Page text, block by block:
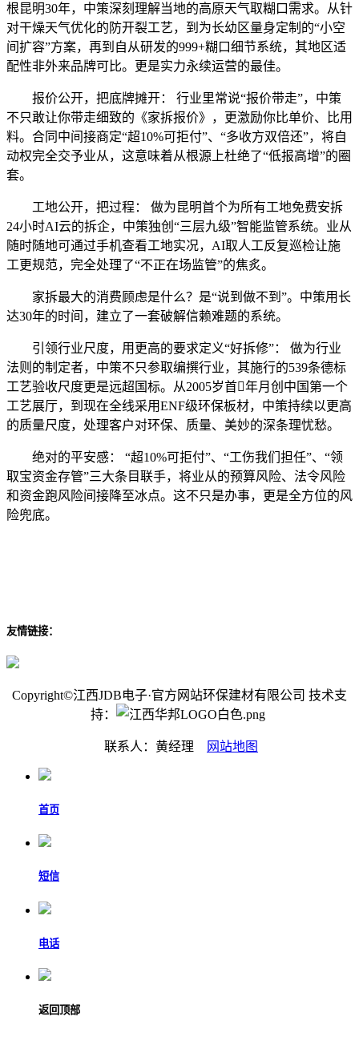
根昆明30年，中策深刻理解当地的高原天气取糊口需求。从针
对干燥天气优化的防开裂工艺，到为长幼区量身定制的“小空
间扩容”方案，再到自从研发的999+糊口细节系统，其地区适
配性非外来品牌可比。更是实力永续运营的最佳。
报价公开，把底牌摊开： 行业里常说“报价带走”，中策
不只敢让你带走细致的《家拆报价》，更激励你比单价、比用
料。合同中间接商定“超10%可拒付”、“多收方双倍还”，将自
动权完全交予业从，这意味着从根源上杜绝了“低报高增”的圈
套。
工地公开，把过程： 做为昆明首个为所有工地免费安拆
24小时AI云的拆企，中策独创“三层九级”智能监管系统。业从
随时随地可通过手机查看工地实况，AI取人工反复巡检让施
工更规范，完全处理了“不正在场监管”的焦炙。
家拆最大的消费顾虑是什么？是“说到做不到”。中策用长
达30年的时间，建立了一套破解信赖难题的系统。
引领行业尺度，用更高的要求定义“好拆修”： 做为行业
法则的制定者，中策不只参取编撰行业，其施行的539条德标
工艺验收尺度更是远超国标。从2005岁首年月创中国第一个
工艺展厅，到现在全线采用ENF级环保板材，中策持续以更高
的质量尺度，处理客户对环保、质量、美妙的深条理忧愁。
绝对的平安感： “超10%可拒付”、“工伤我们担任”、“领
取宝资金存管”三大条目联手，将业从的预算风险、法令风险
和资金跑风险间接降至冰点。这不只是办事，更是全方位的风
险兜底。
友情链接：
Copyright©江西JDB电子·官方网站环保建材有限公司 技术支
持：
联系人：黄经理 网站地图
首页
短信
电话
返回顶部